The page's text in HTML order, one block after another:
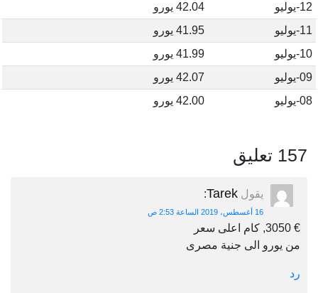
12-يوليو
42.04 يورو
11-يوليو
41.95 يورو
10-يوليو
41.99 يورو
09-يوليو
42.07 يورو
08-يوليو
42.00 يورو
157 تعليق
يقول Tarek
:
16 أغسطس، 2019 الساعة 2:53 ص
€ 3050, كام اعلى سعر
من يورو الى جنية مصرى
رد